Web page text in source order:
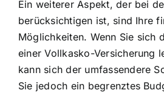
Ein weiterer Aspekt, der bei
berücksichtigen ist, sind Ihre
Möglichkeiten. Wenn Sie sich
einer Vollkasko-Versicherung
kann sich der umfassendere
Sie jedoch ein begrenztes